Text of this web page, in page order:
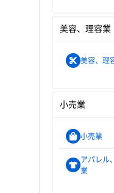
美容、理容業
美容、理
小売業
小売業
アパレル
業